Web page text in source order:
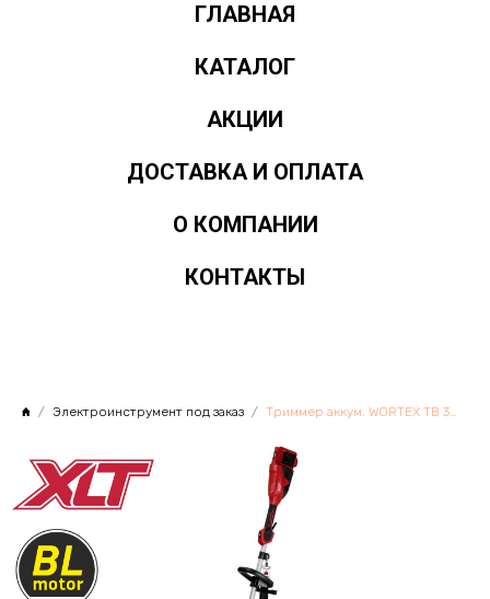
ГЛАВНАЯ
КАТАЛОГ
АКЦИИ
ДОСТАВКА И ОПЛАТА
О КОМПАНИИ
КОНТАКТЫ
Электроинструмент под заказ